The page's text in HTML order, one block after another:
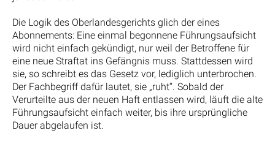
Die Logik des Oberlandesgerichts glich der eines
Abonnements: Eine einmal begonnene Führungsaufsicht
wird nicht einfach gekündigt, nur weil der Betroffene für
eine neue Straftat ins Gefängnis muss. Stattdessen wird
sie, so schreibt es das Gesetz vor, lediglich unterbrochen.
Der Fachbegriff dafür lautet, sie „ruht“. Sobald der
Verurteilte aus der neuen Haft entlassen wird, läuft die alte
Führungsaufsicht einfach weiter, bis ihre ursprüngliche
Dauer abgelaufen ist.